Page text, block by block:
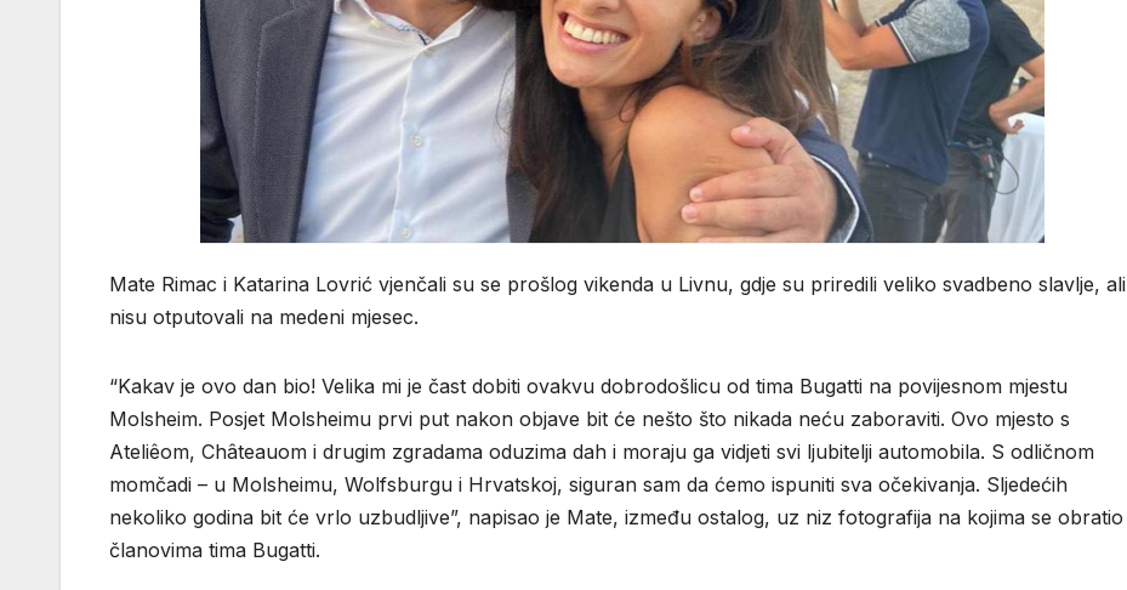
Mate Rimac i Katarina Lovrić vjenčali su se prošlog vikenda u Livnu, gdje su priredili veliko svadbeno slavlje, ali
nisu otputovali na medeni mjesec.
“Kakav je ovo dan bio! Velika mi je čast dobiti ovakvu dobrodošlicu od tima Bugatti na povijesnom mjestu
Molsheim. Posjet Molsheimu prvi put nakon objave bit će nešto što nikada neću zaboraviti. Ovo mjesto s
Ateliêom, Châteauom i drugim zgradama oduzima dah i moraju ga vidjeti svi ljubitelji automobila. S odličnom
momčadi – u Molsheimu, Wolfsburgu i Hrvatskoj, siguran sam da ćemo ispuniti sva očekivanja. Sljedećih
nekoliko godina bit će vrlo uzbudljive”, napisao je Mate, između ostalog, uz niz fotografija na kojima se obratio
članovima tima Bugatti.